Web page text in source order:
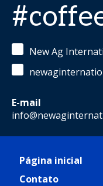
New Ag
E-mail
Página inicial
Contato